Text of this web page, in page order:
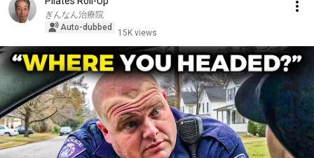
ぎんなん治療院
Auto-dubbed
15K views